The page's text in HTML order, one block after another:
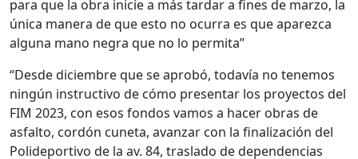
para que la obra inicie a más tardar a fines de marzo, la
única manera de que esto no ocurra es que aparezca
alguna mano negra que no lo permita”
“Desde diciembre que se aprobó, todavía no tenemos
ningún instructivo de cómo presentar los proyectos del
FIM 2023, con esos fondos vamos a hacer obras de
asfalto, cordón cuneta, avanzar con la finalización del
Polideportivo de la av. 84, traslado de dependencias